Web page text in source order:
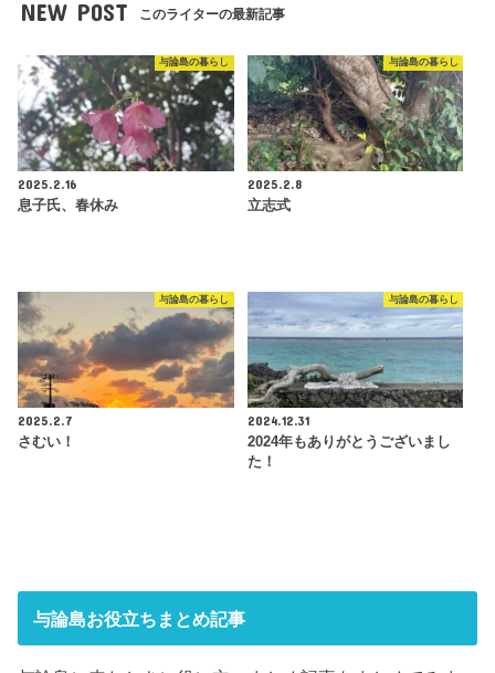
NEW POST このライターの最新記事
与論島の暮らし
2025.2.16
息子氏、春休み
与論島の暮らし
2025.2.8
立志式
与論島の暮らし
2025.2.7
さむい！
与論島の暮らし
2024.12.31
2024年もありがとうございまし
た！
与論島お役立ちまとめ記事